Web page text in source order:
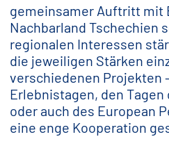
gemeinsamer Auftritt mit
Nachbarland Tschechien
regionalen Interessen
die jeweiligen Stärken
verschiedenen Projekten
Erlebnistagen, den
oder auch des European
eine enge Kooperation